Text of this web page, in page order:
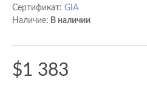
Сертификат: GIA
Наличие: В наличии
$1 383